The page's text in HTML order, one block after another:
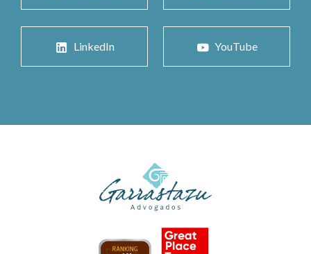
LinkedIn YouTube